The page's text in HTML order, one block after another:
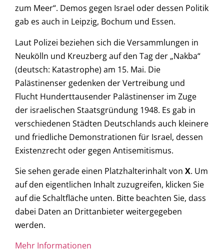
zum Meer“. Demos gegen Israel oder dessen Politik
gab es auch in Leipzig, Bochum und Essen.
Laut Polizei beziehen sich die Versammlungen in
Neukölln und Kreuzberg auf den Tag der „Nakba“
(deutsch: Katastrophe) am 15. Mai. Die
Palästinenser gedenken der Vertreibung und
Flucht Hunderttausender Palästinenser im Zuge
der israelischen Staatsgründung 1948. Es gab in
verschiedenen Städten Deutschlands auch kleinere
und friedliche Demonstrationen für Israel, dessen
Existenzrecht oder gegen Antisemitismus.
Sie sehen gerade einen Platzhalterinhalt von X. Um
auf den eigentlichen Inhalt zuzugreifen, klicken Sie
auf die Schaltfläche unten. Bitte beachten Sie, dass
dabei Daten an Drittanbieter weitergegeben
werden.
Mehr Informationen